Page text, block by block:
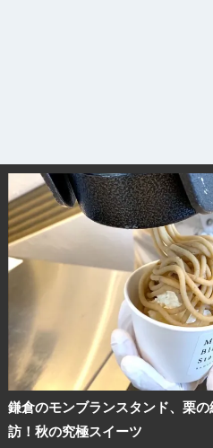
鎌倉のモンブランスタンド、栗
訪！秋の究極スイーツ